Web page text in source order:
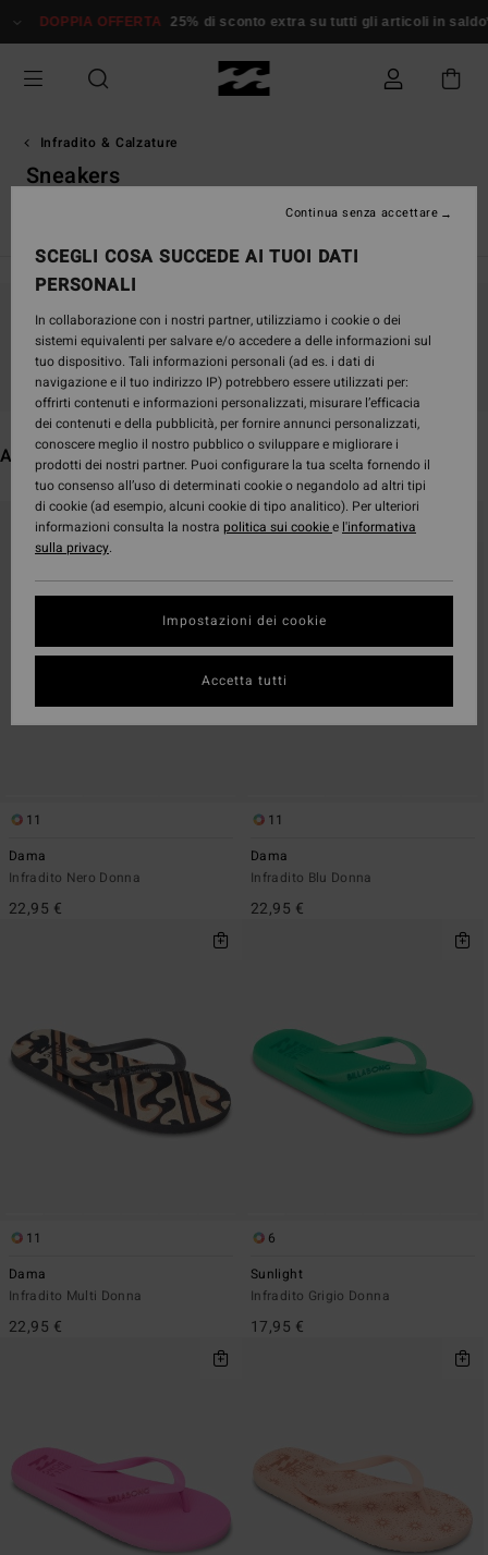
alla
griglie
prodotti
DOPPIA OFFERTA 25% di sconto extra su tutti gli articoli in saldo*
Infradito & Calzature
Sneakers
Continua a seguirci, i prodotti che cerchi
presto saranno di nuovo disponibili
Altri articoli che potrebbero piacerti
Salta
criteri
visualizza
ordine
11
Dama
Infradito Nero Donna
22,95 €
11
Dama
Infradito Blu Donna
22,95 €
11
Dama
Infradito Multi Donna
22,95 €
6
Sunlight
Infradito Grigio Donna
17,95 €
SCEGLI COSA SUCCEDE AI TUOI DATI
PERSONALI
In collaborazione con i nostri partner, utilizziamo i cookie o dei
sistemi equivalenti per salvare e/o accedere a delle informazioni sul
tuo dispositivo. Tali informazioni personali (ad es. i dati di
navigazione e il tuo indirizzo IP) potrebbero essere utilizzati per:
offrirti contenuti e informazioni personalizzati, misurare l’efficacia
dei contenuti e della pubblicità, per fornire annunci personalizzati,
conoscere meglio il nostro pubblico o sviluppare e migliorare i
prodotti dei nostri partner. Puoi configurare la tua scelta fornendo il
tuo consenso all’uso di determinati cookie o negandolo ad altri tipi
di cookie (ad esempio, alcuni cookie di tipo analitico). Per ulteriori
informazioni consulta la nostra politica sui cookiee l'informativa
sulla privacy.
Impostazioni dei cookie
Continua senza accettare
Accetta tutti